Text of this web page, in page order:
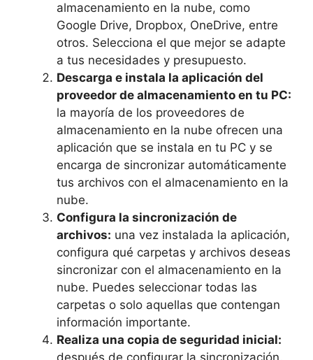
almacenamiento en la nube, como
Google Drive, Dropbox, OneDrive, entre
otros. Selecciona el que mejor se adapte
a tus necesidades y presupuesto.
Descarga e instala la aplicación del
proveedor de almacenamiento en tu PC:
la mayoría de los proveedores de
almacenamiento en la nube ofrecen una
aplicación que se instala en tu PC y se
encarga de sincronizar automáticamente
tus archivos con el almacenamiento en la
nube.
Configura la sincronización de
archivos: una vez instalada la aplicación,
configura qué carpetas y archivos deseas
sincronizar con el almacenamiento en la
nube. Puedes seleccionar todas las
carpetas o solo aquellas que contengan
información importante.
Realiza una copia de seguridad inicial:
después de configurar la sincronización,